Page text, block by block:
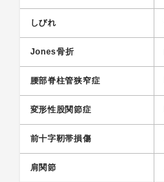
しびれ
Jones骨折
腰部脊柱管狭窄症
変形性股関節症
前十字靭帯損傷
肩関節